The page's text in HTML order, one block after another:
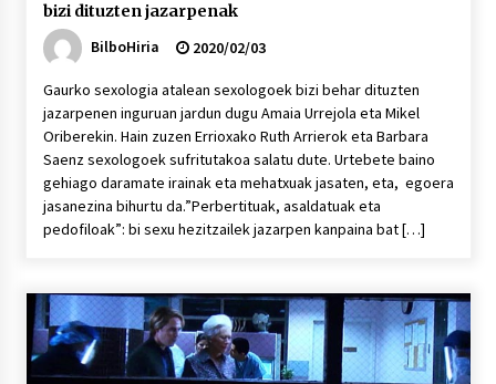
bizi dituzten jazarpenak
BilboHiria
2020/02/03
Gaurko sexologia atalean sexologoek bizi behar dituzten
jazarpenen inguruan jardun dugu Amaia Urrejola eta Mikel
Oriberekin. Hain zuzen Errioxako Ruth Arrierok eta Barbara
Saenz sexologoek sufritutakoa salatu dute. Urtebete baino
gehiago daramate irainak eta mehatxuak jasaten, eta, egoera
jasanezina bihurtu da.”Perbertituak, asaldatuak eta
pedofiloak”: bi sexu hezitzailek jazarpen kanpaina bat […]